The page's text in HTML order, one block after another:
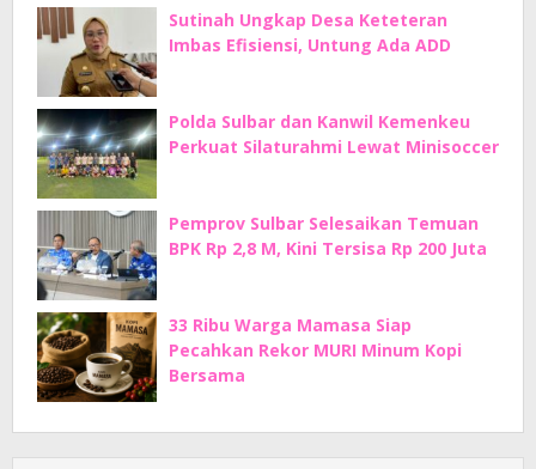
Sutinah Ungkap Desa Keteteran
Imbas Efisiensi, Untung Ada ADD
Polda Sulbar dan Kanwil Kemenkeu
Perkuat Silaturahmi Lewat Minisoccer
Pemprov Sulbar Selesaikan Temuan
BPK Rp 2,8 M, Kini Tersisa Rp 200 Juta
33 Ribu Warga Mamasa Siap
Pecahkan Rekor MURI Minum Kopi
Bersama